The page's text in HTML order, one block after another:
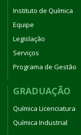
Instituto de Química
Equipe
Legislação
Serviços
Programa de Gestão
GRADUAÇÃO
Química Licenciatura
Química Industrial